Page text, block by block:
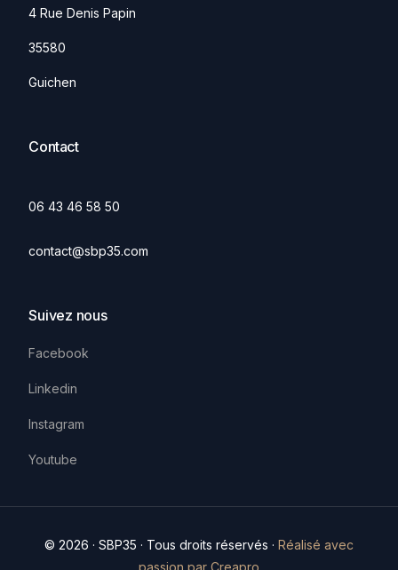
4 Rue Denis Papin
35580
Guichen
Contact
06 43 46 58 50
contact@sbp35.com
Suivez nous
Facebook
Linkedin
Instagram
Youtube
© 2026 · SBP35 · Tous droits réservés · Réalisé avec
passion par Creapro